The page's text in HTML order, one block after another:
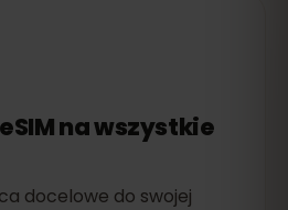
na wszystkie
docelowe do swojej